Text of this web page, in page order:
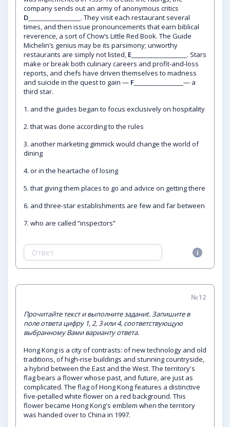
company sends out an army of anonymous critics
D _________________. They visit each restaurant several
times, and then issue pronouncements that earn biblical
reverence, a sort of Chow’s Little Red Book. The Guide
Michelin’s genius may be its parsimony; unworthy
restaurants are simply not listed, E __________________. Stars
make or break both culinary careers and profit-and-loss
reports, and chefs have driven themselves to madness
and suicide in the quest to gain — F ________________— a
third star.
1. and the guides began to focus exclusively on hospitality
2. that was done according to the rules
3. another marketing gimmick would change the world of
dining
4. or in the heartache of losing
5. that giving them places to go and advice on getting there
6. and three-star establishments are few and far between
7. who are called “inspectors”
№12
Прочитайте текст и выполните заданиt. Запишите в
поле ответа цифру 1, 2, 3 или 4, соответствующую
выбранному Вами варианту ответа.
Hong Kong is a city of contrasts: of new technology and old
traditions, of high-rise buildings and stunning countryside,
a hybrid between the East and the West. The territory's
flag bears a flower whose past, and future, are just as
complicated. The flag of Hong Kong features a distinctive
five-petalled white flower on a red background. This
flower became Hong Kong's emblem when the territory
was handed over to China in 1997.